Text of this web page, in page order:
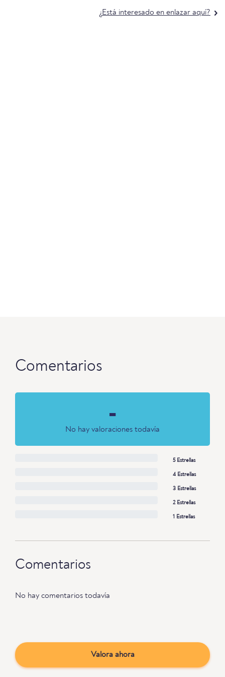
¿Está interesado en enlazar aquí?
Comentarios
-
No hay valoraciones todavía
5 Estrellas
4 Estrellas
3 Estrellas
2 Estrellas
1 Estrellas
Comentarios
No hay comentarios todavía
Valora ahora